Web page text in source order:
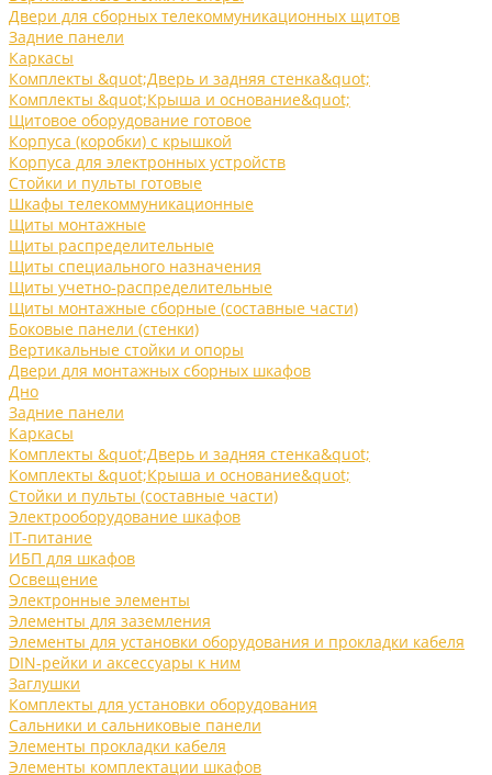
Двери для сборных телекоммуникационных щитов
Задние панели
Каркасы
Комплекты &quot;Дверь и задняя стенка&quot;
Комплекты &quot;Крыша и основание&quot;
Щитовое оборудование готовое
Корпуса (коробки) с крышкой
Корпуса для электронных устройств
Стойки и пульты готовые
Шкафы телекоммуникационные
Щиты монтажные
Щиты распределительные
Щиты специального назначения
Щиты учетно-распределительные
Щиты монтажные сборные (составные части)
Боковые панели (стенки)
Вертикальные стойки и опоры
Двери для монтажных сборных шкафов
Дно
Задние панели
Каркасы
Комплекты &quot;Дверь и задняя стенка&quot;
Комплекты &quot;Крыша и основание&quot;
Стойки и пульты (составные части)
Электрооборудование шкафов
IT-питание
ИБП для шкафов
Освещение
Электронные элементы
Элементы для заземления
Элементы для установки оборудования и прокладки кабеля
DIN-рейки и аксессуары к ним
Заглушки
Комплекты для установки оборудования
Сальники и сальниковые панели
Элементы прокладки кабеля
Элементы комплектации шкафов